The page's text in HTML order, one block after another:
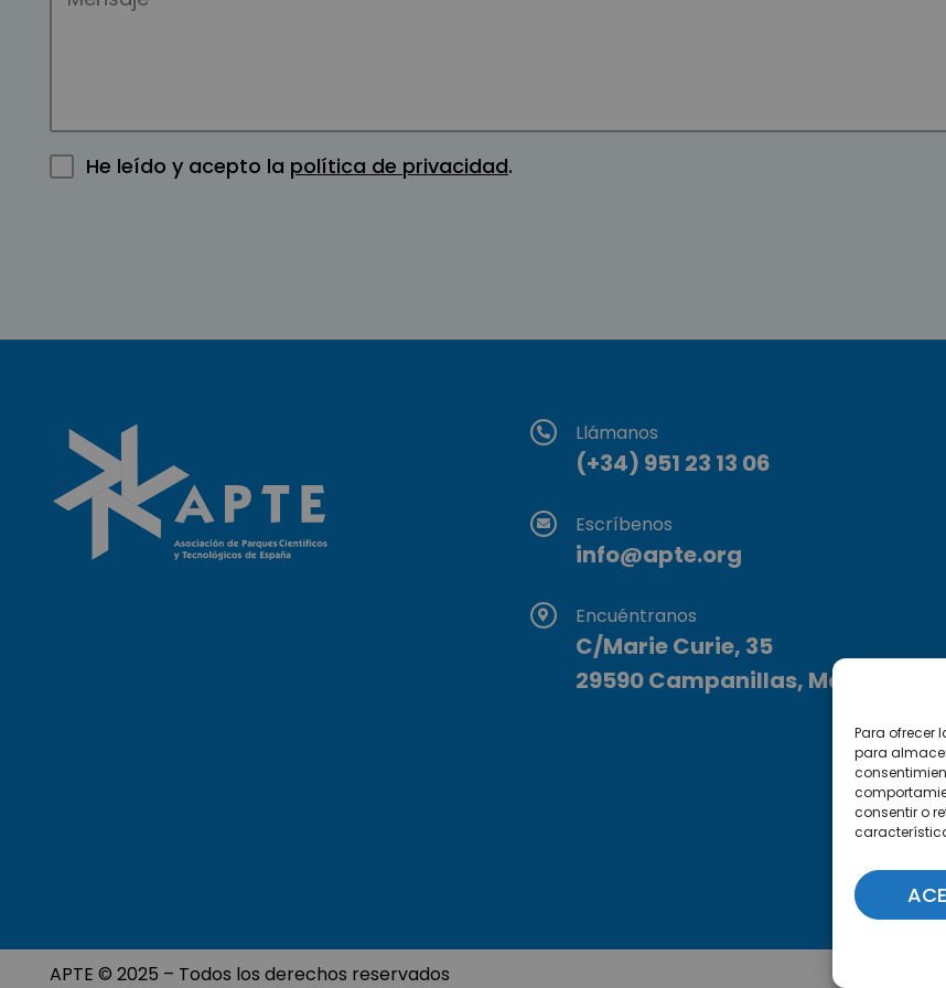
Para ofrecer
para
consentir o
He leído y acepto la política de privacidad.
Llámanos
(+34) 951 23 13 06
Escríbenos
info@apte.org
Encuéntranos
C/Marie Curie, 35
29590 Campanillas, Málaga
APTE © 2025 – Todos los derechos reservados